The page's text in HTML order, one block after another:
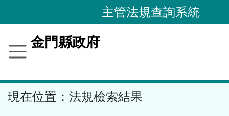
到
要
容
區
主管法規查詢系統
金門縣政府
現在位置： 法規檢索結果